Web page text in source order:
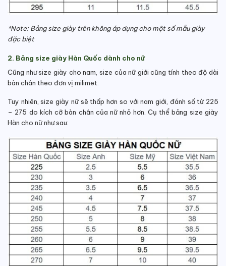
*Note: Bảng size giày trên không áp dụng cho một số mẫu giày
đặc biệt
2. Bảng size giày Hàn Quốc dành cho nữ
Cũng như size giày cho nam, size của nữ giới cũng tính theo độ dài
bàn chân theo đơn vị milimet.
Tuy nhiên, size giày nữ sẽ thấp hơn so với nam giới, đánh số từ 225
– 275 do kích cỡ bàn chân của nữ nhỏ hơn. Cụ thể bảng size giày
Hàn cho nữ như sau: